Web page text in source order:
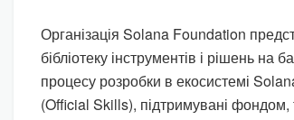
Організація Solana Foundation
бібліотеку інструментів і рішень на
процесу розробки в екосистемі
(Official Skills), підтримувані фондом,